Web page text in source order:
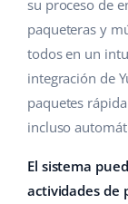
Gestión de envíos
Automatizaciones
Base Connect
IA para e-
Hogar y jardinería
Productos
Electrónica
Piezas de
Supermercado
Ayuda
Base Academy
Implementación
english (GB)
english (IN)
deutsch
su proceso de
paqueteras y
todos en un
integración de
paquetes
incluso
El sistema
actividades de